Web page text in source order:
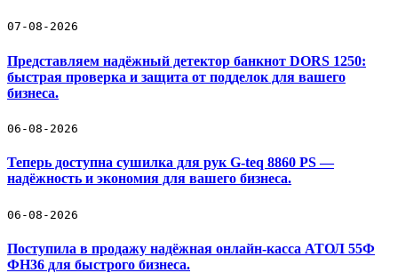
07-08-2026
Представляем надёжный детектор банкнот DORS 1250:
быстрая проверка и защита от подделок для вашего
бизнеса.
06-08-2026
Теперь доступна сушилка для рук G-teq 8860 PS —
надёжность и экономия для вашего бизнеса.
06-08-2026
Поступила в продажу надёжная онлайн-касса АТОЛ 55Ф
ФН36 для быстрого бизнеса.